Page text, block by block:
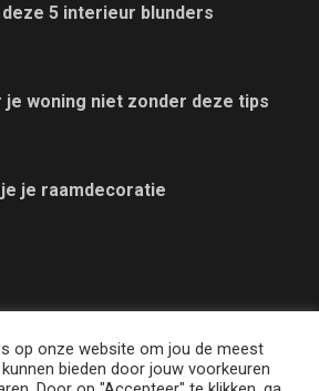
5 interieur blunders
je woning niet zonder deze tips
je raamdecoratie
website Contact
Disclaimer
Privacy
op onze website om jou de meest
bieden door jouw voorkeuren